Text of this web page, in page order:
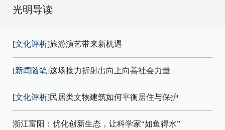
光明导读
[文化评析]旅游演艺带来新机遇
[新闻随笔]这场接力折射出向上向善社会力量
[文化评析]民居类文物建筑如何平衡居住与保护
浙江富阳：优化创新生态，让科学家“如鱼得水”